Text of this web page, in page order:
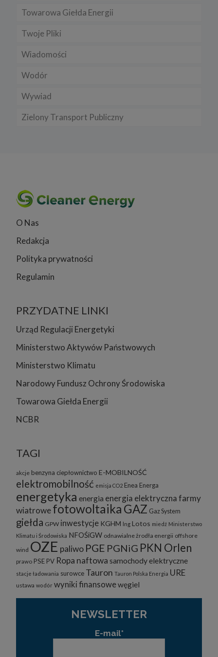
Towarowa Giełda Energii
Twoje Pliki
Wiadomości
Wodór
Wywiad
Zielony Transport Publiczny
O Nas
Redakcja
Polityka prywatności
Regulamin
PRZYDATNE LINKI
Urząd Regulacji Energetyki
Ministerstwo Aktywów Państwowych
Ministerstwo Klimatu
Narodowy Fundusz Ochrony Środowiska
Towarowa Giełda Energii
NCBR
TAGI
akcje benzyna ciepłownictwo E-MOBILNOŚĆ
elektromobilność emisja CO2 Enea Energa
energetyka energia energia elektrycznafarmy
wiatrowefotowoltaika GAZ Gaz System
giełda GPW inwestycje KGHM lng Lotos miedź Ministerstwo
Klimatu i Środowiska NFOŚiGW odnawialne żrodła energii offshore
wind OZE paliwo PGE PGNiG PKN Orlen
prawo PSE PV Ropa naftowa samochody elektryczne
stacje ładowania surowce Tauron Tauron Polska Energia URE
ustawa wodór wyniki finansowewęgiel
NEWSLETTER
E-mail*